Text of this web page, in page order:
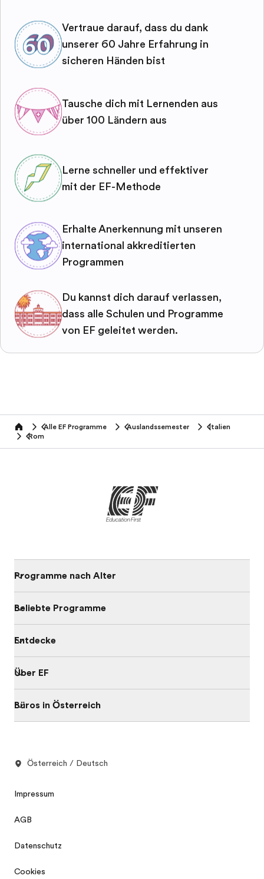
Vertraue darauf, dass du dank
unserer 60 Jahre Erfahrung in
sicheren Händen bist
Tausche dich mit Lernenden aus
über 100 Ländern aus
Lerne schneller und effektiver
mit der EF-Methode
Erhalte Anerkennung mit unseren
international akkreditierten
Programmen
Du kannst dich darauf verlassen,
dass alle Schulen und Programme
von EF geleitet werden.
home Alle EF Programme Auslandssemester
Italien
Rom
Programme nach Alter
Beliebte Programme
Entdecke
Über EF
Büros in Österreich
Österreich / Deutsch
Impressum
AGB
Datenschutz
Cookies